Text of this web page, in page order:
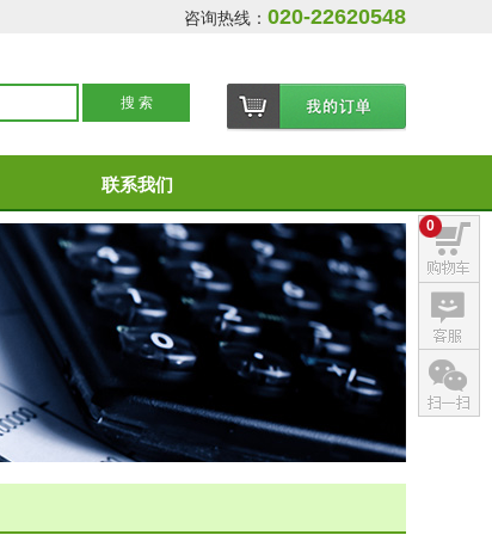
咨询热线： 020-22620548
联系我们
0